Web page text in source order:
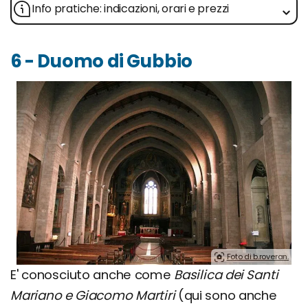
Info pratiche: indicazioni, orari e prezzi
6 - Duomo di Gubbio
Foto di b.roveran.
E' conosciuto anche come Basilica dei Santi
Mariano e Giacomo Martiri(qui sono anche